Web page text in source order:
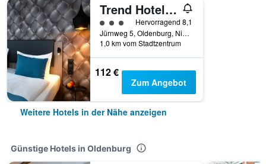
Trend Hotel Oldenburg
Bewertungskategorie 3
Hervorragend 8,1
Jürnweg 5, Oldenburg, Niedersachsen, Deutschland
1,0 km vom Stadtzentrum
112 €
Zum Angebot
Weitere Hotels in der Nähe anzeigen
Günstige Hotels in Oldenburg